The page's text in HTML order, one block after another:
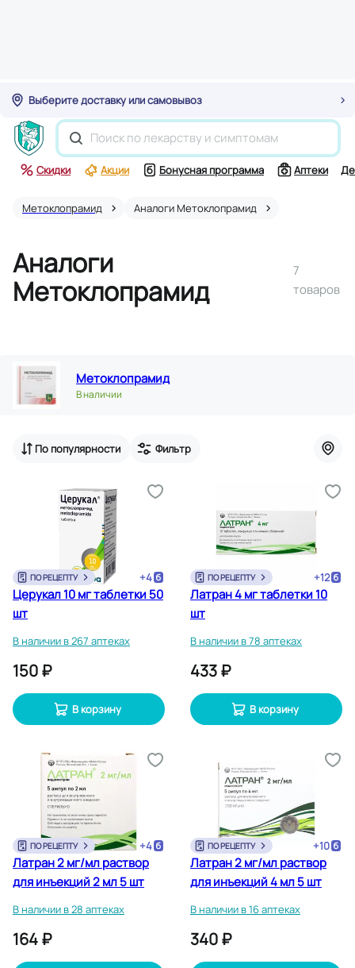
Выберите доставку или самовывоз
Скидки Акции Бонусная программа Аптеки
Метоклопрамид Аналоги Метоклопрамид
Аналоги
Метоклопрамид
7
товаров
Метоклопрамид
В наличии
По популярности Фильтр
ПО РЕЦЕПТУ +4
Церукал 10 мг таблетки 50
шт
В наличии в 267 аптеках
150 ₽
В корзину
ПО РЕЦЕПТУ +12
Латран 4 мг таблетки 10
шт
В наличии в 78 аптеках
433 ₽
В корзину
ПО РЕЦЕПТУ +4
Латран 2 мг/мл раствор
для инъекций 2 мл 5 шт
В наличии в 28 аптеках
164 ₽
ПО РЕЦЕПТУ +10
Латран 2 мг/мл раствор
для инъекций 4 мл 5 шт
В наличии в 16 аптеках
340 ₽